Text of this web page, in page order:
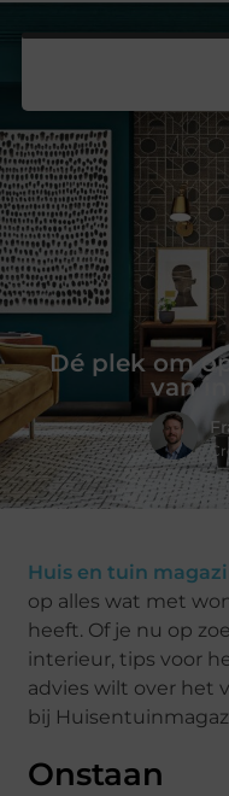
Dé plek om
van
Huis en tuin
op alles wat met
heeft. Of je nu op
interieur, tips voor
advies wilt over het
bij
Onstaan